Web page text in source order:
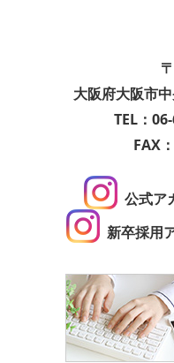
大阪府大阪市
TEL：
FAX
公式ア
新卒採用